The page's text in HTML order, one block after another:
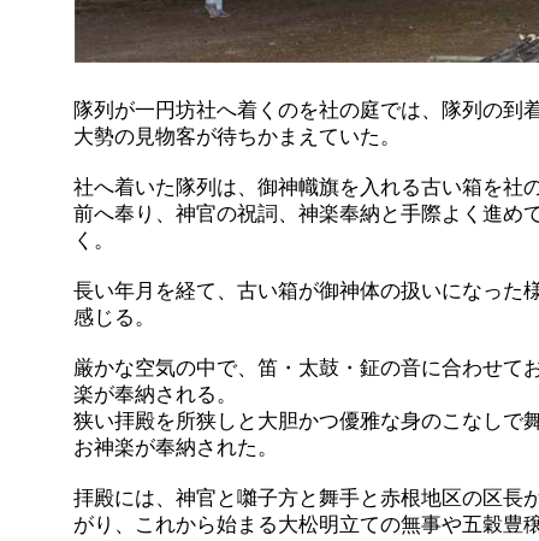
隊列が一円坊社へ着くのを社の庭では、隊列の到
大勢の見物客が待ちかまえていた。
社へ着いた隊列は、御神幟旗を入れる古い箱を社
前へ奉り、神官の祝詞、神楽奉納と手際よく進め
く。
長い年月を経て、古い箱が御神体の扱いになった
感じる。
厳かな空気の中で、笛・太鼓・鉦の音に合わせて
楽が奉納される。
狭い拝殿を所狭しと大胆かつ優雅な身のこなしで
お神楽が奉納された。
拝殿には、神官と囃子方と舞手と赤根地区の区長
がり、これから始まる大松明立ての無事や五穀豊